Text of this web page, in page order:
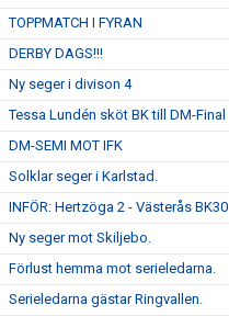
TOPPMATCH I FYRAN
DERBY DAGS!!!
Ny seger i divison 4
Tessa Lundén sköt BK till DM-Final
DM-SEMI MOT IFK
Solklar seger i Karlstad.
INFÖR: Hertzöga 2 - Västerås BK30
Ny seger mot Skiljebo.
Förlust hemma mot serieledarna.
Serieledarna gästar Ringvallen.